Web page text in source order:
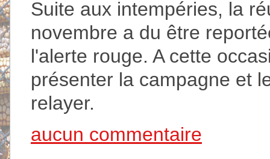
Suite aux intempéries, la
novembre a du être
l'alerte rouge. A cette
présenter la campagne et
relayer.
aucun commentaire